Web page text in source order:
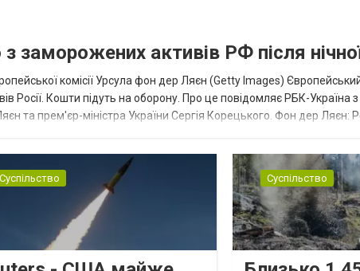
заморожених активів РФ після
комісії Урсула фон дер Ляєн (Getty Images)
Росії. Кошти підуть на оборону. Про це повідомляє РБК-Україна
та прем'єр-міністра України Сергія Корецького. Фон дер Ляєн:
Суспільство Суспільство